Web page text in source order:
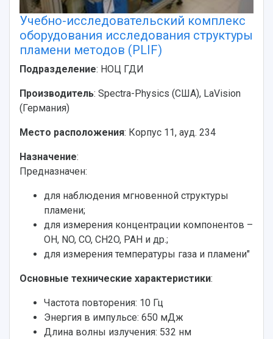
Учебно-исследовательский комплекс
оборудования исследования структуры
пламени методов (PLIF)
Подразделение: НОЦ ГДИ
Производитель: Spectra-Physics (США), LaVision
(Германия)
Место расположения: Корпус 11, ауд. 234
Назначение:
Предназначен:
для наблюдения мгновенной структуры
пламени;
для измерения концентрации компонентов –
OH, NO, CO, CH2O, PAH и др.;
для измерения температуры газа и пламени"
Основные технические характеристики:
Частота повторения: 10 Гц
Энергия в импульсе: 650 мДж
Длина волны излучения: 532 нм